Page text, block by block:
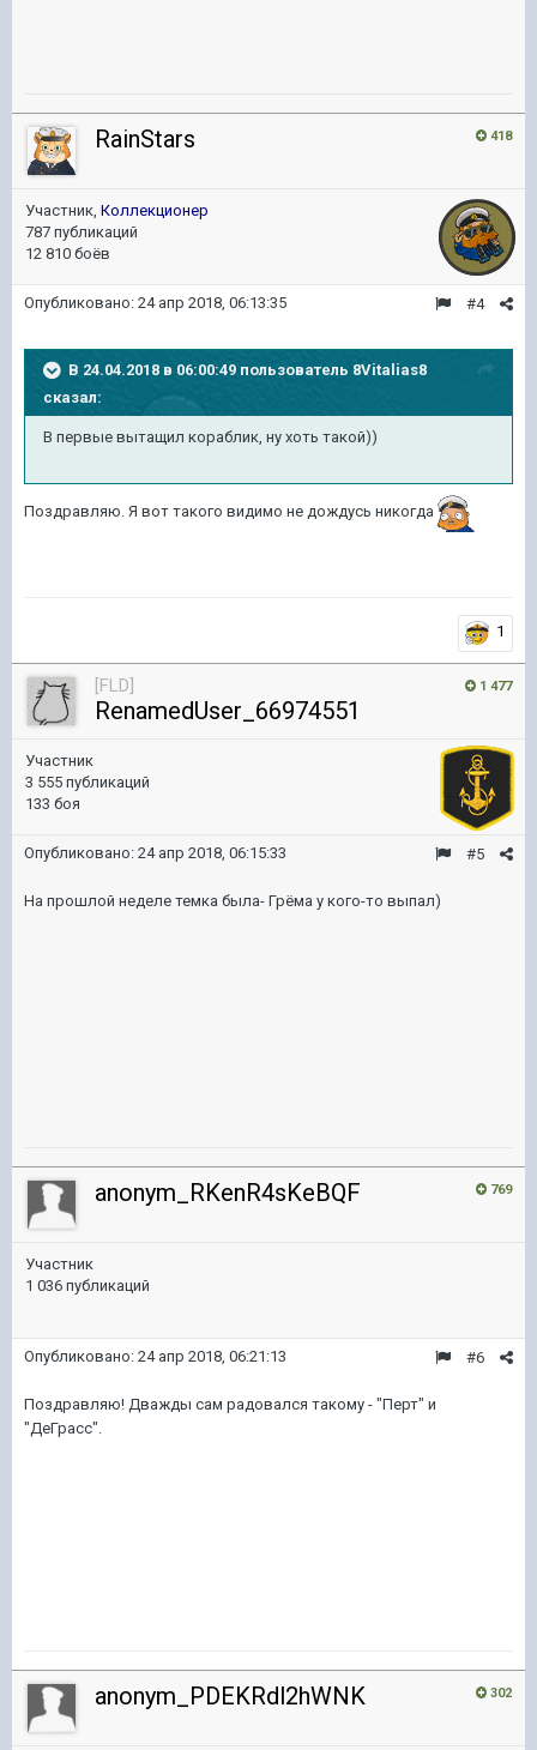
418
RainStars
Участник, Коллекционер
787 публикаций
12 810 боёв
#4
Опубликовано: 24 апр 2018, 06:13:35
В 24.04.2018 в 06:00:49 пользователь 8Vitalias8
сказал:
В первые вытащил кораблик, ну хоть такой))
Поздравляю. Я вот такого видимо не дождусь никогда
1
1 477
[FLD]
RenamedUser_66974551
Участник
3 555 публикаций
133 боя
#5
Опубликовано: 24 апр 2018, 06:15:33
На прошлой неделе темка была- Грёма у кого-то выпал)
769
anonym_RKenR4sKeBQF
Участник
1 036 публикаций
#6
Опубликовано: 24 апр 2018, 06:21:13
Поздравляю! Дважды сам радовался такому - "Перт" и
"ДеГрасс".
302
anonym_PDEKRdl2hWNK